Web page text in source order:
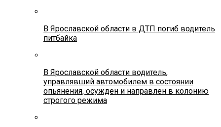
В Ярославской области в ДТП погиб водитель
питбайка
В Ярославской области водитель,
управлявший автомобилем в состоянии
опьянения, осужден и направлен в колонию
строгого режима